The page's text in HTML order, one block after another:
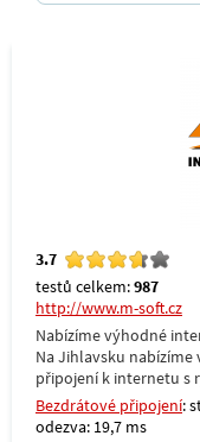
3.7
testů celkem:987
http://www.m-soft.cz
Nabízíme výhodné
Na Jihlavsku
připojení k internetu s
Bezdrátové připojení:
odezva: 19,7 ms